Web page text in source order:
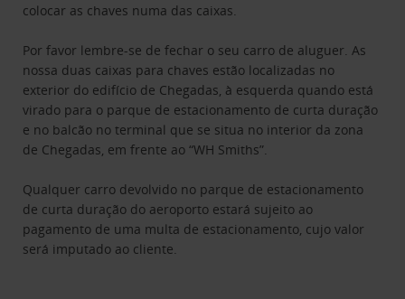
colocar as chaves numa das caixas.
Por favor lembre-se de fechar o seu carro de aluguer. As
nossa duas caixas para chaves estão localizadas no
exterior do edifício de Chegadas, à esquerda quando está
virado para o parque de estacionamento de curta duração
e no balcão no terminal que se situa no interior da zona
de Chegadas, em frente ao “WH Smiths”.
Qualquer carro devolvido no parque de estacionamento
de curta duração do aeroporto estará sujeito ao
pagamento de uma multa de estacionamento, cujo valor
será imputado ao cliente.